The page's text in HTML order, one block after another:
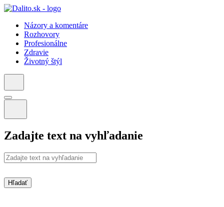
Názory a komentáre
Rozhovory
Profesionálne
Zdravie
Životný štýl
Zadajte text na vyhľadanie
Hľadať